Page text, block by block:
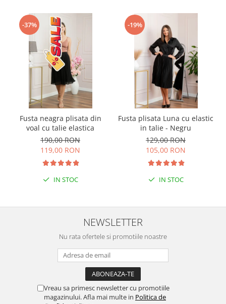
-37%
Fusta neagra plisata din
voal cu talie elastica
190,00 RON
119,00 RON
IN STOC
-19%
Fusta plisata Luna cu elastic
in talie - Negru
129,00 RON
105,00 RON
IN STOC
NEWSLETTER
Nu rata ofertele si promotiile noastre
Vreau sa primesc newsletter cu promotiile
magazinului. Afla mai multe in Politica de